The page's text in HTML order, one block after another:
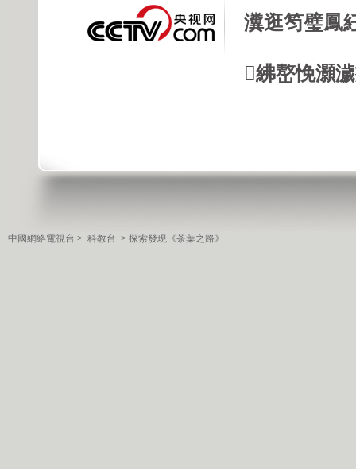
瀵逛笉璧鳳
紼嶅悗灝
中國網絡電視台 > 科教台 > 探索發現《茶葉之路》